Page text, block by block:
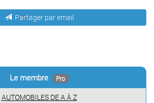
Partager par email
Le membre Pro
AUTOMOBILES DE A À Z